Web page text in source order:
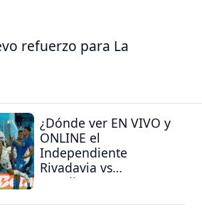
refuerzo para La
¿Dónde ver EN VIVO y
ONLINE el
Independiente
Rivadavia vs
Estudiantes (RC)?